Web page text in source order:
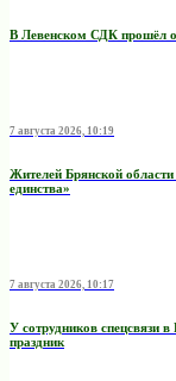
В Левенском СДК прошёл
7 августа 2026, 10:19
Жителей Брянской
единства»
7 августа 2026, 10:17
У сотрудников спецсвязи
праздник